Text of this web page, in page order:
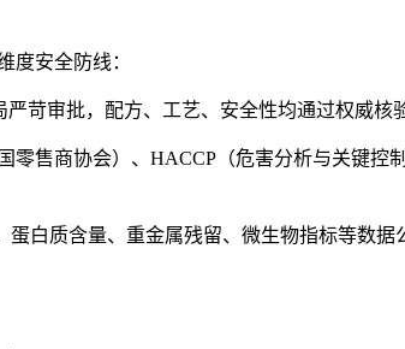
度安全防线：
苛审批，配方、工艺、安全性均通过权威核
售商协会）、HACCP（危害分析与关键控
白质含量、重金属残留、微生物指标等数据